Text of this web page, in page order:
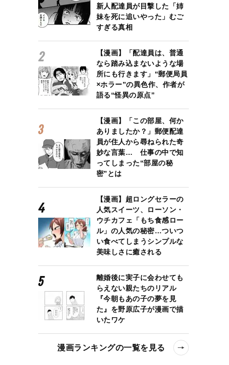
新人配達員が目撃した「姉
妹を死に追いやった」むご
すぎる真相
【漫画】「配達員は、普通
なら踏み込まないような場
所にも行きます」“郵便局員
×ホラー”の異色作、作者が
語る“怪異の原点”
【漫画】「この部屋、何か
ありましたか？」郵便配達
員が住人から尋ねられた奇
妙な言葉… 仕事の中で知
ってしまった“部屋の秘
密”とは
【漫画】超ロングセラーの
人気スイーツ、ローソン・
ウチカフェ「もち食感ロー
ル」の人気の秘密…ついつ
い食べてしまうシンプルな
美味しさに癒される
離婚後に実子に会わせても
らえない親たちのリアル
『今朝もあの子の夢を見
た』を野原広子が漫画で描
いたワケ
漫画ランキングの一覧を見る